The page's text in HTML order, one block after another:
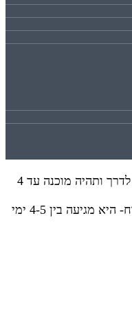
מרגע ביצוע ההזמנה- ההזמנה יוצאת לדרך ותהיה מוכנה עד 4
מרגע שההזמנה יוצאת למשלוח ללקוח- היא מגיעה בין 4-5 ימי